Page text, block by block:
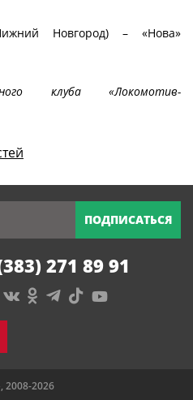
Новгород) – «Нова»
клуба «Локомотив-
ПОДПИСАТЬСЯ
271 89 91
2008-2026